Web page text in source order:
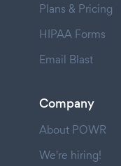
Plans & Pricing
HIPAA Forms
Email Blast
Company
About POWR
We're hiring!